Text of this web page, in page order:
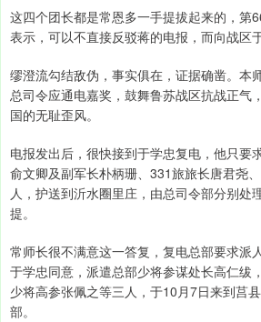
这四个团长都是常恩多一手提拔起来的，第
表示，可以不直接反驳蒋的电报，而向战区
缪澄流勾结敌伪，事实俱在，证据确凿。本
总司令应通电嘉奖，鼓舞鲁苏战区抗战正气
国的无耻歪风。
电报发出后，很快接到于学忠复电，他只要
俞文卿及副军长朴柄珊、331旅旅长唐君尧
人，护送到沂水圈里庄，由总司令部分别处
提。
常师长很不满意这一答复，复电总部要求派
于学忠同意，派遣总部少将参谋处长高仁绂
少将高参张佩之等三人，于10月7日来到莒
部。